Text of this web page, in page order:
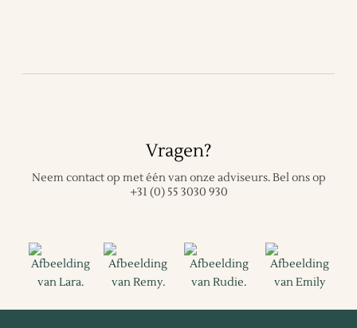
Vragen?
Neem contact op met één van onze adviseurs.Bel ons op
+31 (0) 55 3030 930